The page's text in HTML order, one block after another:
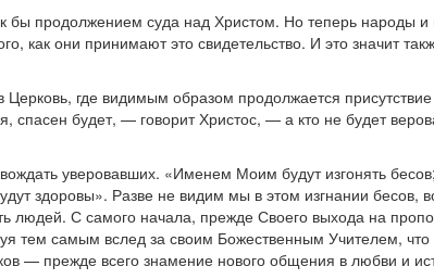
бы продолжением суда над Христом. Но теперь народы
как они принимают это свидетельство. И это значит
где видимым образом продолжается
спасен будет, — говорит Христос, — а кто не будет
уверовавших. «Именем Моим будут изгонять
здоровы». Разве не видим мы в этом изгнании
людей. С самого начала, прежде Своего выхода на
тем самым вслед за своим Божественным Учителем,
— прежде всего знамение нового общения в любви и